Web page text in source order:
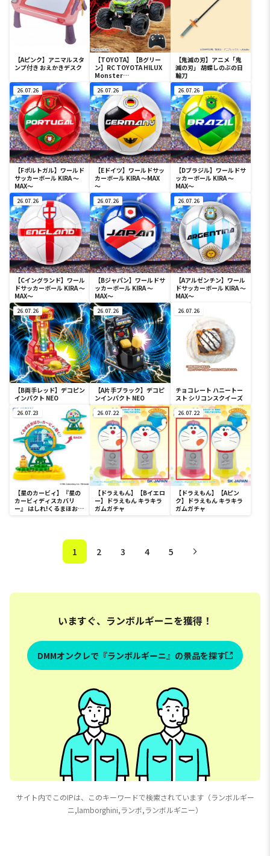
【Aピンク】アニマルスタ
ンプ付き おえかきデスク
【TOYOTA】【Bグリー
ン】RC TOYOTA HILUX
Monster
Wheel（10022）
【鬼滅の刃】アニメ「鬼
滅の刃」 胡蝶しのぶの日
輪刀
26.07.26
【Fポルトガル】ワールド
サッカーボール KIRA ～
MAX～
26.07.26
【Eドイツ】ワールドサッ
カーボール KIRA ～MAX
～
26.07.26
【Dブラジル】ワールドサ
ッカーボール KIRA ～
MAX～
26.07.26
【Cイングランド】ワール
ドサッカーボール KIRA ～
MAX～
26.07.26
【Bジャパン】ワールドサ
ッカーボール KIRA ～
MAX～
26.07.26
【Aアルゼンチン】ワール
ドサッカーボール KIRA ～
MAX～
26.07.26
【B両手レッド】デコピン
インパクト NEO
26.07.26
【A片手ブラック】デコピ
ンインパクト NEO
26.07.26
チョコレート ハニートー
スト シリコンスクイーズ
26.07.23
【星のカービィ】『星の
カービィディスカバリ
ー』 はしれ!くるまほおば
26.07.22
【ドラえもん】【Bイエロ
ー】ドラえもん キラキラ
ガムガチャ
26.07.22
【ドラえもん】【Aピン
ク】ドラえもん キラキラ
ガムガチャ
1 2 3 4 5
いますぐ、ランボルギーニを獲得！
DMMオンクレで『ランボルギーニ』の景品を探す
サイト内でこのIPは、このキーワードで検索されています（ランボルギー
ニ,lamborghini,ランボ,ランボルギニー）